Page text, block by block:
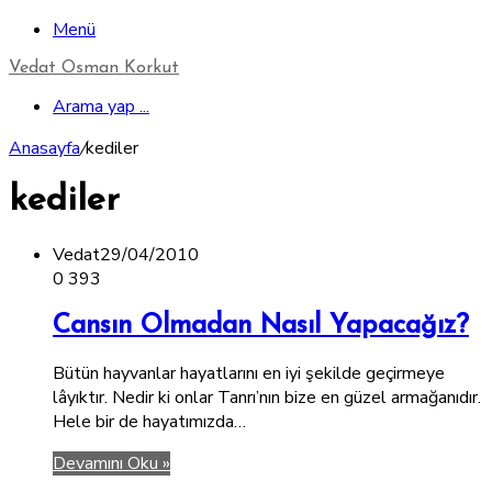
Menü
Vedat Osman Korkut
Arama yap ...
Anasayfa/kediler
kediler
Vedat29/04/2010
0 393
Cansın Olmadan Nasıl Yapacağız?
Bütün hayvanlar hayatlarını en iyi şekilde geçirmeye
lâyıktır. Nedir ki onlar Tanrı’nın bize en güzel armağanıdır.
Hele bir de hayatımızda…
Devamını Oku »